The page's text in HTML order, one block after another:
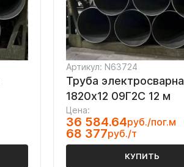
Артикул: N63724
Труба
1820х12 09Г2С 12 м
Цена:
36 584.64руб./пог.м
68 377руб./т
КУПИТЬ